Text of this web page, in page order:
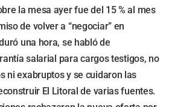
la mesa ayer fue del 15 % al mes
de volver a “negociar” en
una hora, se habló de
salarial para cargos testigos, no
ni exabruptos y se cuidaron las
El Litoral de varias fuentes.